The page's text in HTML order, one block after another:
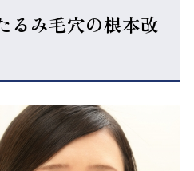
るみ毛穴の根本改